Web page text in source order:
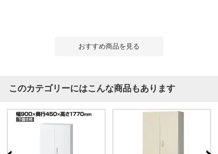
おすすめ商品を見る
このカテゴリーにはこんな商品もあります